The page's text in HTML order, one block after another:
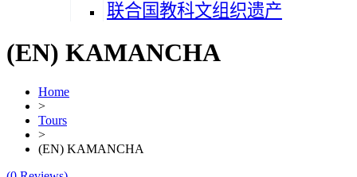
联合国教科文组织遗产
(EN) KAMANCHA
Home
>
Tours
>
(EN) KAMANCHA